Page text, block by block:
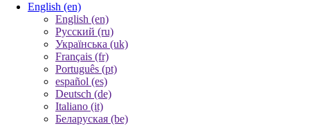
English (en)
English (en)
Русский (ru)
Українська (uk)
Français (fr)
Português (pt)
español (es)
Deutsch (de)
Italiano (it)
Беларуская (be)